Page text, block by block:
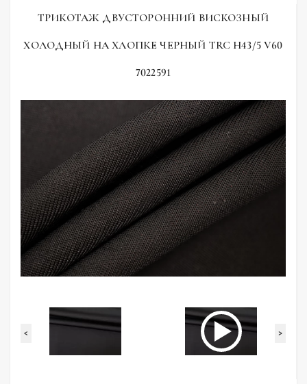
ТРИКОТАЖ ДВУСТОРОННИЙ ВИСКОЗНЫЙ
ХОЛОДНЫЙ НА ХЛОПКЕ ЧЕРНЫЙ TRC H43/5 V60
7022591
< >